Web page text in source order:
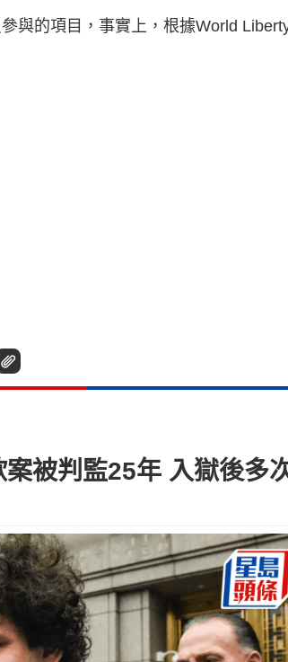
與的項目，事實上，根據World
被判監25年 入獄後多